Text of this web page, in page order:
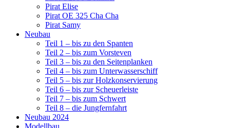
Pirat Elise
Pirat OE 325 Cha Cha
Pirat Samy
Neubau
Teil 1 – bis zu den Spanten
Teil 2 – bis zum Vorsteven
Teil 3 – bis zu den Seitenplanken
Teil 4 – bis zum Unterwasserschiff
Teil 5 – bis zur Holzkonservierung
Teil 6 – bis zur Scheuerleiste
Teil 7 – bis zum Schwert
Teil 8 – die Jungfernfahrt
Neubau 2024